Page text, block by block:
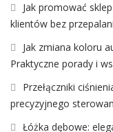
Jak promować
klientów bez
Jak zmiana koloru
Praktyczne porady i
Przełączniki
precyzyjnego
Łóżka dębowe: